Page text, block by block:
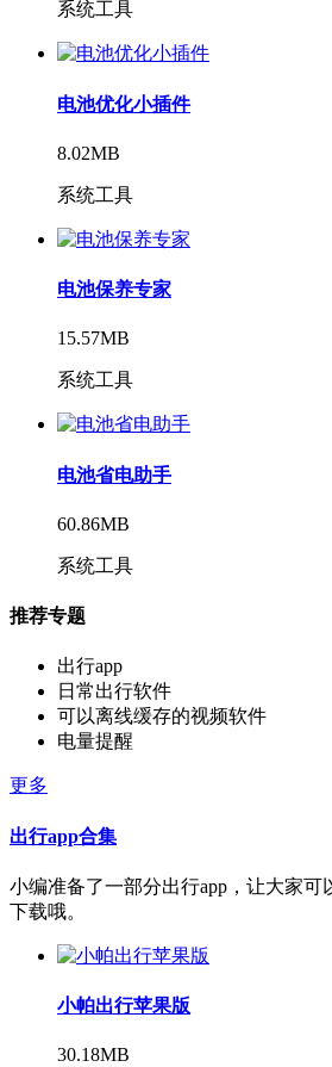
系统工具
电池优化小插件
8.02MB
系统工具
电池保养专家
15.57MB
系统工具
电池省电助手
60.86MB
系统工具
推荐专题
出行app
日常出行软件
可以离线缓存的视频软件
电量提醒
更多
出行app合集
小编准备了一部分出行app，让大家
下载哦。
小帕出行苹果版
30.18MB